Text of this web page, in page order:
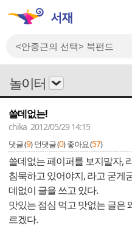
놀이터
쓸데없는!
chika 2012/05/29 14:15
댓글 (9) 먼댓글 (0) 좋아요 (57)
쓸데없는 페이퍼를 보지말자,
침묵하고 있어야지, 라고 굳게
데없이 글을 쓰고 있다.
맛있는 점심 먹고 맛없는 글은
르겠다.